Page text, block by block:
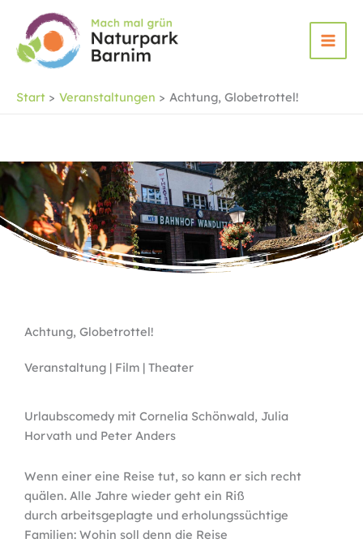
Inhalt
springen
Start Veranstaltungen Achtung, Globetrottel!
Achtung, Globetrottel!
Veranstaltung | Film | Theater
Urlaubscomedy mit Cornelia Schönwald, Julia
Horvath und Peter Anders
Wenn einer eine Reise tut, so kann er sich recht
quälen. Alle Jahre wieder geht ein Riß
durch arbeitsgeplagte und erholungssüchtige
Familien: Wohin soll denn die Reise